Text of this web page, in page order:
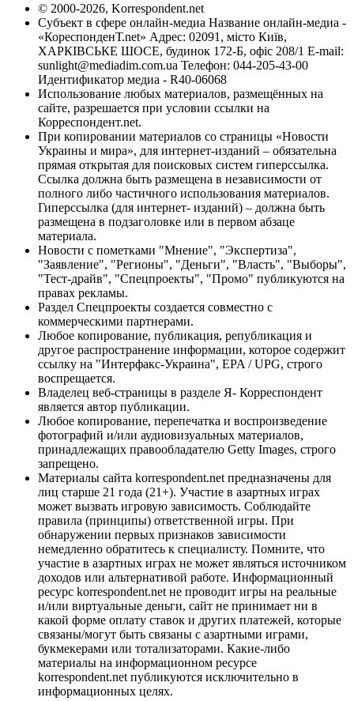
© 2000-2026, Korrespondent.net
Субъект в сфере онлайн-медиа Название онлайн-медиа -
«КореспонденТ.net» Адрес: 02091, місто Київ,
ХАРКІВСЬКЕ ШОСЕ, будинок 172-Б, офіс 208/1 E-mail:
sunlight@mediadim.com.ua Телефон: 044-205-43-00
Идентификатор медиа - R40-06068
Использование любых материалов, размещённых на
сайте, разрешается при условии ссылки на
Корреспондент.net.
При копировании материалов со страницы «Новости
Украины и мира», для интернет-изданий – обязательна
прямая открытая для поисковых систем гиперссылка.
Ссылка должна быть размещена в независимости от
полного либо частичного использования материалов.
Гиперссылка (для интернет- изданий) – должна быть
размещена в подзаголовке или в первом абзаце
материала.
Новости с пометками "Мнение", "Экспертиза",
"Заявление", "Регионы", "Деньги", "Власть", "Выборы",
"Тест-драйв", "Спецпроекты", "Промо" публикуются на
правах рекламы.
Раздел Спецпроекты создается совместно с
коммерческими партнерами.
Любое копирование, публикация, републикация и
другое распространение информации, которое содержит
ссылку на "Интерфакс-Украина", EPA / UPG, строго
воспрещается.
Владелец веб-страницы в разделе Я- Корреспондент
является автор публикации.
Любое копирование, перепечатка и воспроизведение
фотографий и/или аудиовизуальных материалов,
принадлежащих правообладателю Getty Images, строго
запрещено.
Материалы сайта korrespondent.net предназначены для
лиц старше 21 года (21+). Участие в азартных играх
может вызвать игровую зависимость. Соблюдайте
правила (принципы) ответственной игры. При
обнаружении первых признаков зависимости
немедленно обратитесь к специалисту. Помните, что
участие в азартных играх не может являться источником
доходов или альтернативой работе. Информационный
ресурс korrespondent.net не проводит игры на реальные
и/или виртуальные деньги, сайт не принимает ни в
какой форме оплату ставок и других платежей, которые
связаны/могут быть связаны с азартными играми,
букмекерами или тотализаторами. Какие-либо
материалы на информационном ресурсе
korrespondent.net публикуются исключительно в
информационных целях.